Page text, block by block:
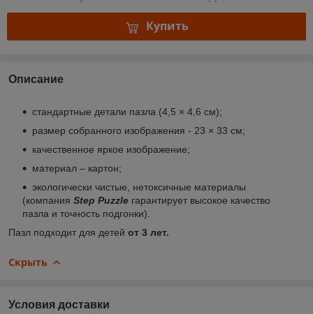
Купить
Описание
стандартные детали пазла (4,5 × 4,6 см);
размер собранного изображения - 23 × 33 см;
качественное яркое изображение;
материал – картон;
экологически чистые, нетоксичные материалы
(компания Step Puzzle гарантирует высокое качество
пазла и точность подгонки).
Пазл подходит для детей от 3 лет.
Скрыть
Условия доставки